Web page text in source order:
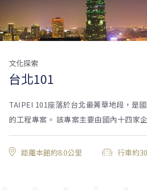
文化探索
台北101
TAIPEI 101座落於台北最菁華地段，是
的工程專案。 該專案主要由國內十四家
距離本館約8.0公里 行車約